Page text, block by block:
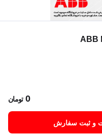
0 تومان
و ثبت سفارش